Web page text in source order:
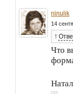
ninulik
14
↑
Что